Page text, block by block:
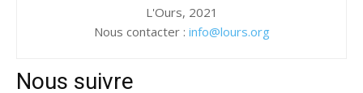
L'Ours, 2021
Nous contacter : info@lours.org
Nous suivre